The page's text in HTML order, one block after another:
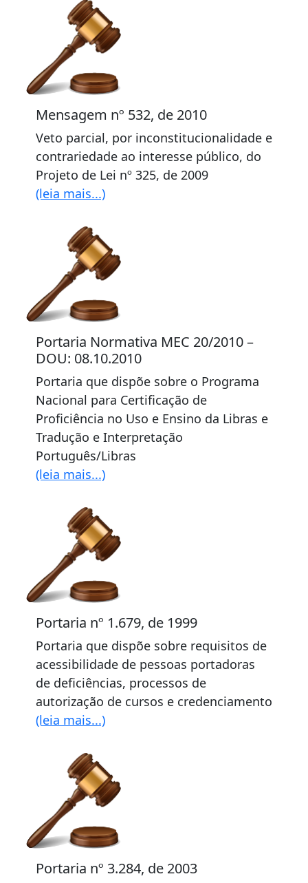
Mensagem nº 532, de 2010
Veto parcial, por inconstitucionalidade e
contrariedade ao interesse público, do
Projeto de Lei nº 325, de 2009
(leia mais...)
Portaria Normativa MEC 20/2010 –
DOU: 08.10.2010
Portaria que dispõe sobre o Programa
Nacional para Certificação de
Proficiência no Uso e Ensino da Libras e
Tradução e Interpretação
Português/Libras
(leia mais...)
Portaria nº 1.679, de 1999
Portaria que dispõe sobre requisitos de
acessibilidade de pessoas portadoras
de deficiências, processos de
autorização de cursos e credenciamento
(leia mais...)
Portaria nº 3.284, de 2003